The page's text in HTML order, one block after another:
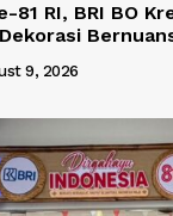
81 RI, BRI BO
9, 2026